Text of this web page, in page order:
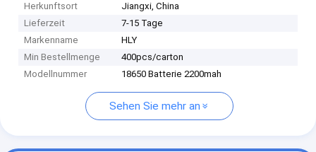
Herkunftsort
Jiangxi, China
Lieferzeit
7-15 Tage
Markenname
HLY
Min Bestellmenge
400pcs/carton
Modellnummer
18650 Batterie 2200mah
Sehen Sie mehr an